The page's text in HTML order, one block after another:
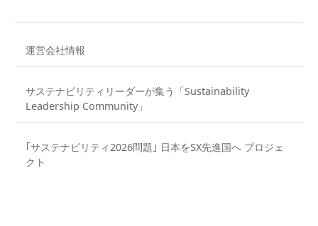
運営会社情報
サステナビリティリーダーが集う「Sustainability
Leadership Community」
｢サステナビリティ2026問題｣ 日本をSX先進国へ プロジェ
クト